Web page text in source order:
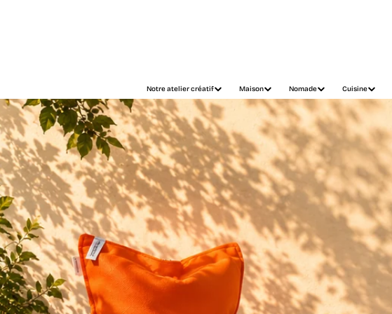
Notre atelier créatif Maison Nomade Cuisine